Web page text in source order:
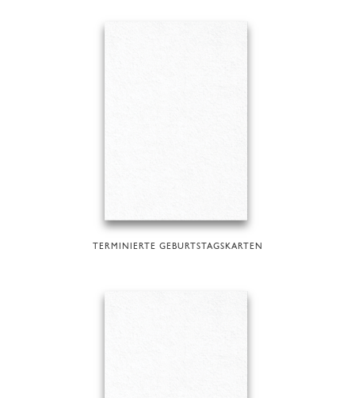
TERMINIERTE GEBURTSTAGSKARTEN